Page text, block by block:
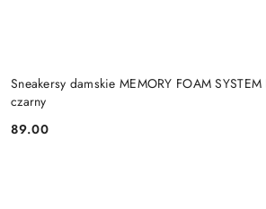
Sneakersy damskie MEMORY FOAM
czarny
Cena:
89.00